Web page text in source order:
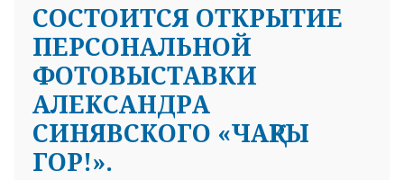
СОСТОИТСЯ ОТКРЫТИЕ
ПЕРСОНАЛЬНОЙ
ФОТОВЫСТАВКИ
АЛЕКСАНДРА
СИНЯВСКОГО «ЧАҚРЫ
ГОР!».